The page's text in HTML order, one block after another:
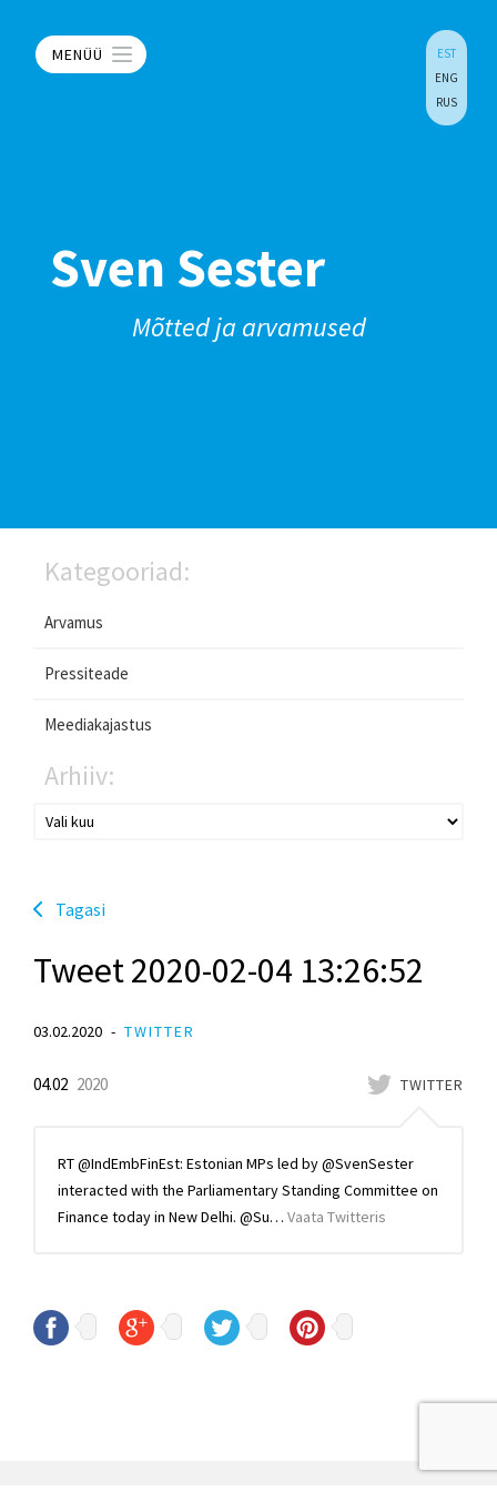
MENÜÜ
EST
ENG
RUS
Sven Sester
Mõtted ja arvamused
Kategooriad:
Arvamus
Pressiteade
Meediakajastus
Arhiiv:
Tagasi
Tweet 2020-02-04 13:26:52
03.02.2020 TWITTER
TWITTER
04.02 2020
RT @IndEmbFinEst: Estonian MPs led by ⁦@SvenSester⁩
interacted with the Parliamentary Standing Committee on
Finance today in New Delhi. @Su… Vaata Twitteris